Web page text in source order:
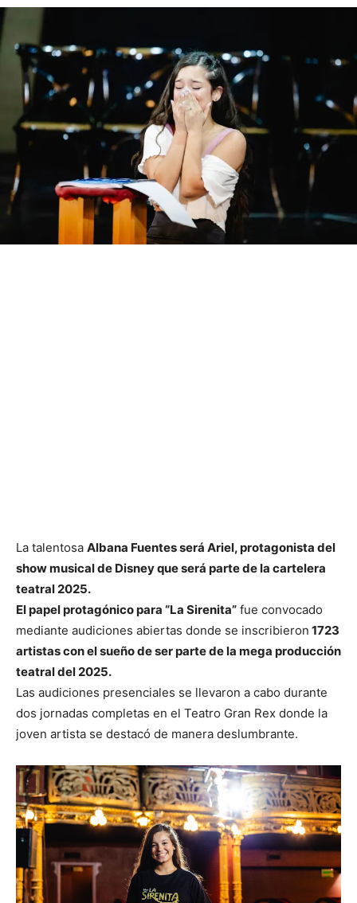
La talentosa Albana Fuentes será Ariel, protagonista del
show musical de Disney que será parte de la cartelera
teatral 2025.
El papel protagónico para “La Sirenita” fue convocado
mediante audiciones abiertas donde se inscribieron 1723
artistas con el sueño de ser parte de la mega producción
teatral del 2025.
Las audiciones presenciales se llevaron a cabo durante
dos jornadas completas en el Teatro Gran Rex donde la
joven artista se destacó de manera deslumbrante.